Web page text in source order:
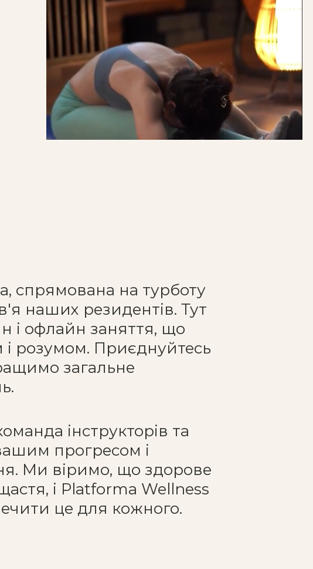
спрямована на турботу
наших резидентів. Тут
і офлайн заняття, що
і розумом. Приєднуйтесь
загальне
інструкторів та
прогресом і
Ми віримо, що здорове
і Platforma Wellness
це для кожного.